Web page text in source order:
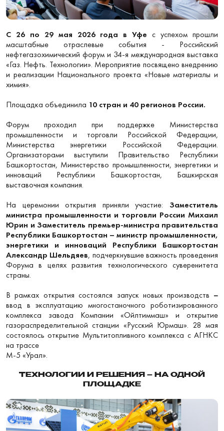
С 26 по 29 мая 2026 года в Уфе с успехом прошли
масштабные отраслевые события - Российский
нефтегазохимический форум и 34-я международная выставка
«Газ. Нефть. Технологии». Мероприятие посвящено внедрению
и реализации Национального проекта «Новые материалы и
химия».
Площадка объединила 10 стран и 40 регионов России.
Форум проходил при поддержке Министерства
промышленности и торговли Российской Федерации,
Министерства энергетики Российской Федерации.
Организаторами выступили Правительство Республики
Башкортостан, Министерство промышленности, энергетики и
инноваций Республики Башкортостан, Башкирская
выставочная компания.
На церемонии открытия приняли участие: Заместитель
министра промышленности и торговли России Михаил
Юрин и Заместитель премьер-министра правительства
Республики Башкортостан – министр промышленности,
энергетики и инноваций Республики Башкортостан
Александр Шельдяев, подчеркнувшие важность проведения
Форума в целях развития технологического суверенитета
страны.
В рамках открытия состоялся запуск новых производств –
ввод в эксплуатацию многостаночного роботизированного
комплекса завода Компании «Ойлтиммаш» и открытие
газораспределительной станции «Русский Юрмаш». 28 мая
состоялось открытие Мультитопливного комплекса с АГНКС
на трассе
М-5 «Урал».
ТЕХНОЛОГИИ И РЕШЕНИЯ – НА ОДНОЙ
ПЛОЩАДКЕ